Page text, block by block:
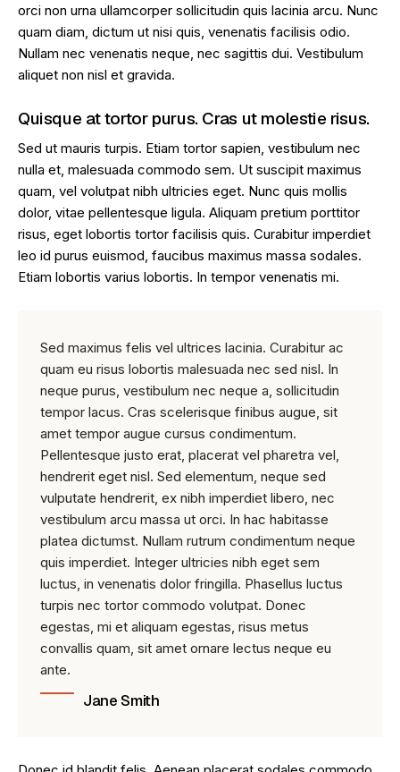
orci non urna ullamcorper sollicitudin quis lacinia arcu. Nunc
quam diam, dictum ut nisi quis, venenatis facilisis odio.
Nullam nec venenatis neque, nec sagittis dui. Vestibulum
aliquet non nisl et gravida.
Quisque at tortor purus. Cras ut molestie risus.
Sed ut mauris turpis. Etiam tortor sapien, vestibulum nec
nulla et, malesuada commodo sem. Ut suscipit maximus
quam, vel volutpat nibh ultricies eget. Nunc quis mollis
dolor, vitae pellentesque ligula. Aliquam pretium porttitor
risus, eget lobortis tortor facilisis quis. Curabitur imperdiet
leo id purus euismod, faucibus maximus massa sodales.
Etiam lobortis varius lobortis. In tempor venenatis mi.
Sed maximus felis vel ultrices lacinia. Curabitur ac
quam eu risus lobortis malesuada nec sed nisl. In
neque purus, vestibulum nec neque a, sollicitudin
tempor lacus. Cras scelerisque finibus augue, sit
amet tempor augue cursus condimentum.
Pellentesque justo erat, placerat vel pharetra vel,
hendrerit eget nisl. Sed elementum, neque sed
vulputate hendrerit, ex nibh imperdiet libero, nec
vestibulum arcu massa ut orci. In hac habitasse
platea dictumst. Nullam rutrum condimentum neque
quis imperdiet. Integer ultricies nibh eget sem
luctus, in venenatis dolor fringilla. Phasellus luctus
turpis nec tortor commodo volutpat. Donec
egestas, mi et aliquam egestas, risus metus
convallis quam, sit amet ornare lectus neque eu
ante.
Jane Smith